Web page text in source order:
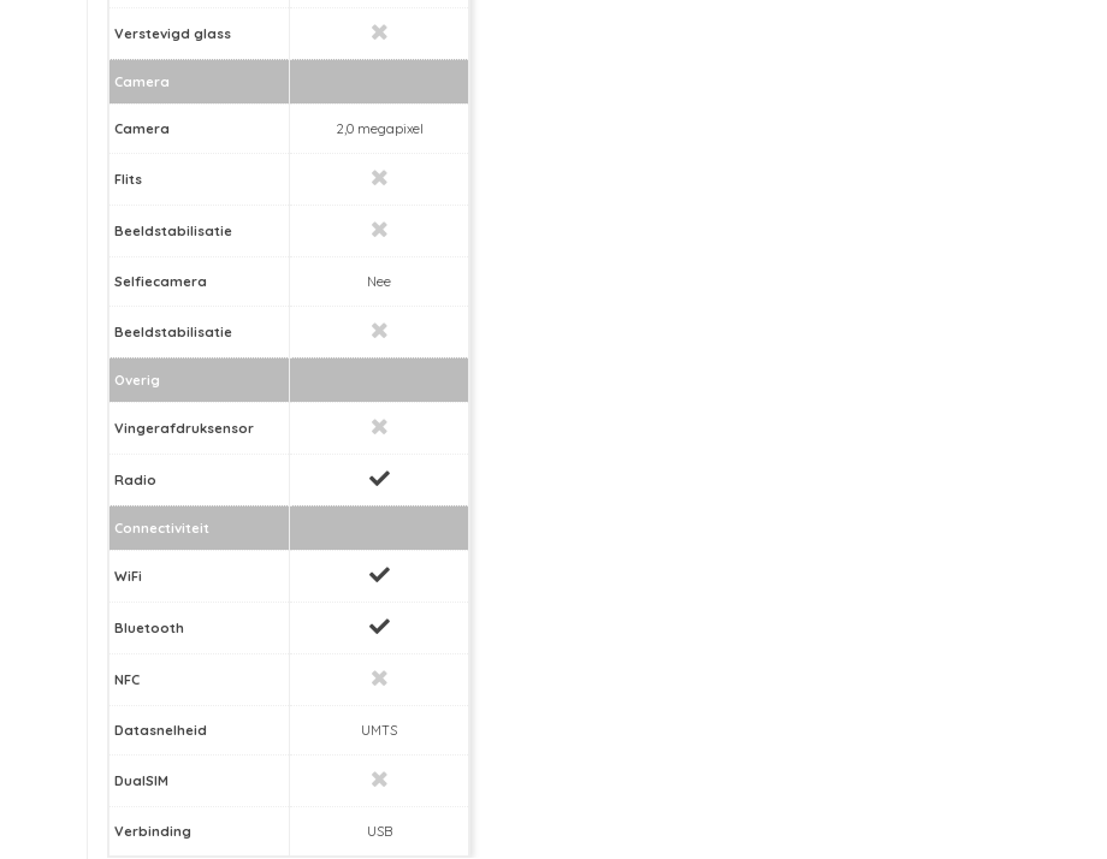
Verstevigd glass
Camera
Camera 2,0 megapixel
Flits
Beeldstabilisatie
Selfiecamera Nee
Beeldstabilisatie
Overig
Vingerafdruksensor
Radio
Connectiviteit
WiFi
Bluetooth
NFC
Datasnelheid UMTS
DualSIM
Verbinding USB